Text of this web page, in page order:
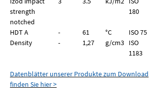
strength
notched
180
HDT A - 61 °C
ISO 75
Density
- 1,27 g/cm3 ISO
1183
Datenblätter unserer Produkte zum Download
finden Sie hier >